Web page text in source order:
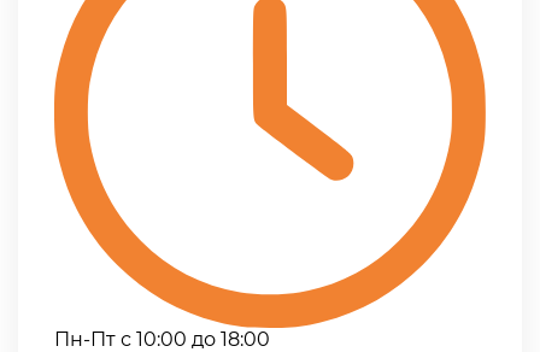
Пн-Пт с 10:00 до 18:00